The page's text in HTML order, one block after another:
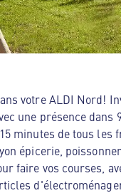
votre ALDI Nord!
une présence dans
minutes de tous les
épicerie,
faire vos courses,